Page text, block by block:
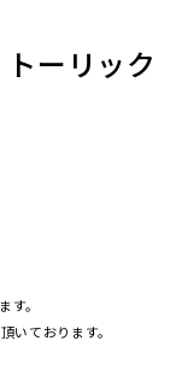
ーリック
。
いております。